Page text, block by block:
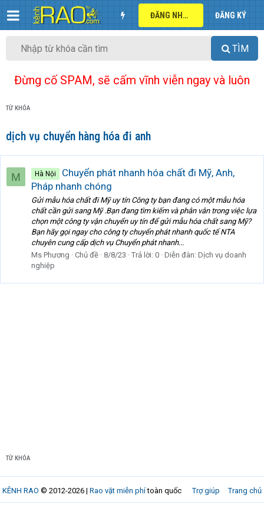
ĐĂNG NHẬP ĐĂNG KÝ
TÌM
Đừng cố SPAM, sẽ cấm vĩnh viễn ngay và luôn
TỪ KHÓA
dịch vụ chuyển hàng hóa đi anh
M Hà Nội
Chuyển phát nhanh hóa chất đi Mỹ, Anh,
Pháp nhanh chóng
Gửi mẫu hóa chất đi Mỹ uy tín Công ty bạn đang có một mẫu hóa
chất cần gửi sang Mỹ .Bạn đang tìm kiếm và phân vân trong việc lựa
chọn một công ty vận chuyển uy tín để gửi mẫu hóa chất sang Mỹ?
Bạn hãy gọi ngay cho công ty chuyển phát nhanh quốc tế NTA
chuyên cung cấp dịch vụ Chuyển phát nhanh...
Ms Phương
Chủ đề 8/8/23 Trả lời: 0 Diễn đàn: Dịch vụ doanh
nghiệp
TỪ KHÓA
Trợ giúp Trang chủ
KÊNH RAO © 2012-2026 | Rao vặt miễn phítoàn quốc